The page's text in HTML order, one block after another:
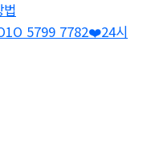
5799 7782❤️24시